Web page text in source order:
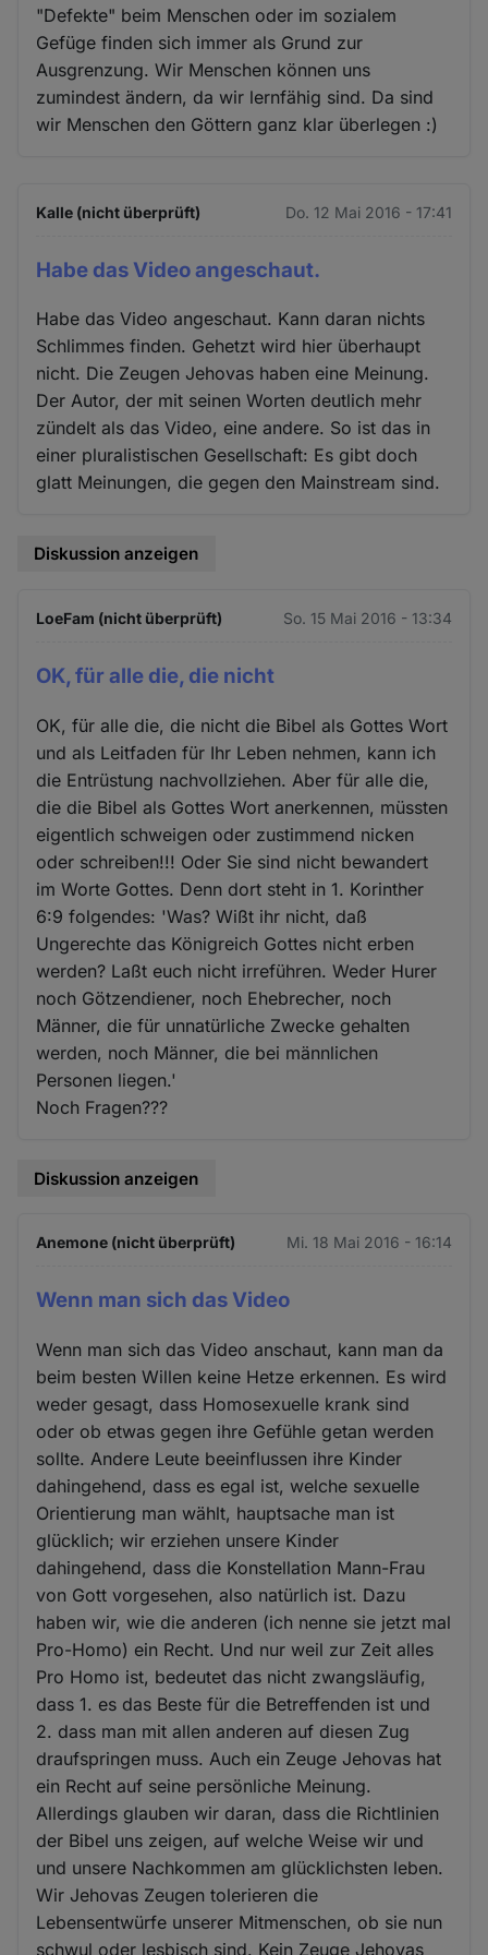
"Defekte" beim Menschen oder im sozialem
Gefüge finden sich immer als Grund zur
Ausgrenzung. Wir Menschen können uns
zumindest ändern, da wir lernfähig sind. Da sind
wir Menschen den Göttern ganz klar überlegen :)
Kalle (nicht überprüft) Do. 12 Mai 2016 - 17:41
Habe das Video angeschaut.
Habe das Video angeschaut. Kann daran nichts
Schlimmes finden. Gehetzt wird hier überhaupt
nicht. Die Zeugen Jehovas haben eine Meinung.
Der Autor, der mit seinen Worten deutlich mehr
zündelt als das Video, eine andere. So ist das in
einer pluralistischen Gesellschaft: Es gibt doch
glatt Meinungen, die gegen den Mainstream sind.
Diskussion anzeigen
LoeFam (nicht überprüft) So. 15 Mai 2016 - 13:34
OK, für alle die, die nicht
OK, für alle die, die nicht die Bibel als Gottes Wort
und als Leitfaden für Ihr Leben nehmen, kann ich
die Entrüstung nachvollziehen. Aber für alle die,
die die Bibel als Gottes Wort anerkennen, müssten
eigentlich schweigen oder zustimmend nicken
oder schreiben!!! Oder Sie sind nicht bewandert
im Worte Gottes. Denn dort steht in 1. Korinther
6:9 folgendes: 'Was? Wißt ihr nicht, daß
Ungerechte das Königreich Gottes nicht erben
werden? Laßt euch nicht irreführen. Weder Hurer
noch Götzendiener, noch Ehebrecher, noch
Männer, die für unnatürliche Zwecke gehalten
werden, noch Männer, die bei männlichen
Personen liegen.'
Noch Fragen???
Diskussion anzeigen
Anemone (nicht überprüft) Mi. 18 Mai 2016 - 16:14
Wenn man sich das Video
Wenn man sich das Video anschaut, kann man da
beim besten Willen keine Hetze erkennen. Es wird
weder gesagt, dass Homosexuelle krank sind
oder ob etwas gegen ihre Gefühle getan werden
sollte. Andere Leute beeinflussen ihre Kinder
dahingehend, dass es egal ist, welche sexuelle
Orientierung man wählt, hauptsache man ist
glücklich; wir erziehen unsere Kinder
dahingehend, dass die Konstellation Mann-Frau
von Gott vorgesehen, also natürlich ist. Dazu
haben wir, wie die anderen (ich nenne sie jetzt mal
Pro-Homo) ein Recht. Und nur weil zur Zeit alles
Pro Homo ist, bedeutet das nicht zwangsläufig,
dass 1. es das Beste für die Betreffenden ist und
2. dass man mit allen anderen auf diesen Zug
draufspringen muss. Auch ein Zeuge Jehovas hat
ein Recht auf seine persönliche Meinung.
Allerdings glauben wir daran, dass die Richtlinien
der Bibel uns zeigen, auf welche Weise wir und
und unsere Nachkommen am glücklichsten leben.
Wir Jehovas Zeugen tolerieren die
Lebensentwürfe unserer Mitmenschen, ob sie nun
schwul oder lesbisch sind. Kein Zeuge Jehovas